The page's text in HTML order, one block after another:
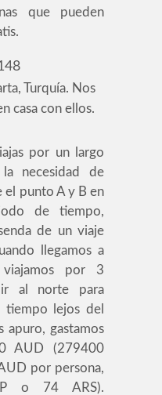
que pueden
Turquía. Nos
casa con ellos.
por un largo
necesidad de
el punto A y B en
de tiempo,
de un viaje
llegamos a
por 3
ir al norte para
tiempo lejos del
gastamos
AUD (279400
por persona,
o 74 ARS).